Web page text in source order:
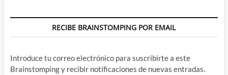
RECIBE BRAINSTOMPING POR EMAIL
Introduce tu correo electrónico para suscribirte a este
Brainstomping y recibir notificaciones de nuevas entradas.